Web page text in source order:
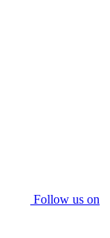
Follow us on